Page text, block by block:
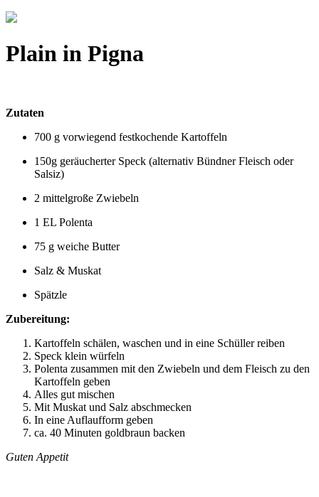
Plain in Pigna
Zutaten
700 g vorwiegend festkochende Kartoffeln
150g geräucherter Speck (alternativ Bündner Fleisch oder
Salsiz)
2 mittelgroße Zwiebeln
1 EL Polenta
75 g weiche Butter
Salz & Muskat
Spätzle
Zubereitung:
Kartoffeln schälen, waschen und in eine Schüller reiben
Speck klein würfeln
Polenta zusammen mit den Zwiebeln und dem Fleisch zu den
Kartoffeln geben
Alles gut mischen
Mit Muskat und Salz abschmecken
In eine Auflaufform geben
ca. 40 Minuten goldbraun backen
Guten Appetit